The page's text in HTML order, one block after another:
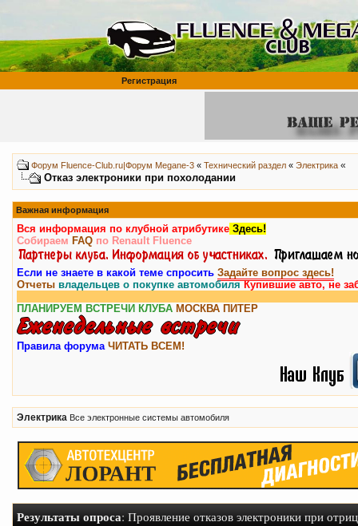
Регистрация
Форум Fluence-Club.ru|Форум Megane-3 « Технический раздел « Электрика «
Отказ электроники при похолодании
Важная информация
Вся информация по клубной атрибутике Здесь!
Собираем FAQ по Renault Fluence
Если не знаете в какой теме спросить Задайте вопрос здесь!
Отчеты владельцев о покупке автомобиляКупившие авто, не
ПЛАНИРУЕМ ВСТРЕЧИ КЛУБА МОСКВА ПИТЕР
Правила форума ЧИТАТЬ ВСЕМ!
Электрика Все электронные системы автомобиля
Результаты опроса: Проявление отказов электроники при